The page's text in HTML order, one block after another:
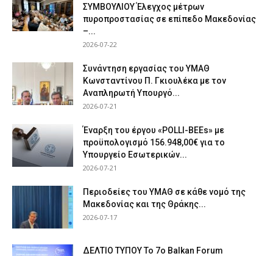
ΣΥΜΒΟΥΛΙΟΥ Έλεγχος μέτρων
πυροπροστασίας σε επίπεδο Μακεδονίας
–...
2026-07-22
Συνάντηση εργασίας του ΥΜΑΘ
Κωνσταντίνου Π. Γκιουλέκα με τον
Αναπληρωτή Υπουργό...
2026-07-21
Έναρξη του έργου «POLLI-BEEs» με
προϋπολογισμό 156.948,00€ για το
Υπουργείο Εσωτερικών...
2026-07-21
Περιοδείες του ΥΜΑΘ σε κάθε νομό της
Μακεδονίας και της Θράκης...
2026-07-17
ΔΕΛΤΙΟ ΤΥΠΟΥ Το 7ο Balkan Forum